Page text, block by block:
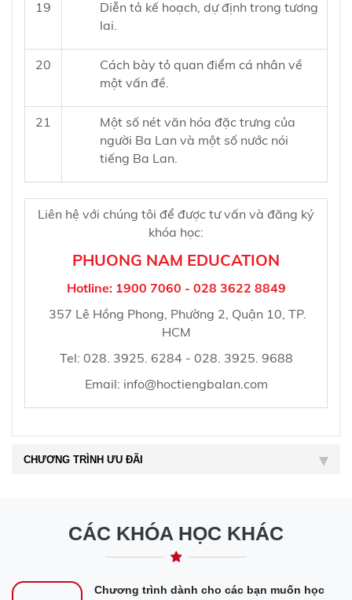
19
Diễn tả kế hoạch, dự định trong tương
lai.
20
Cách bày tỏ quan điểm cá nhân về
một vấn đề.
21
Một số nét văn hóa đặc trưng của
người Ba Lan và một số nước nói
tiếng Ba Lan.
Liên hệ với chúng tôi để được tư vấn và đăng ký
khóa học:
PHUONG NAM EDUCATION
Hotline: 1900 7060 - 028 3622 8849
357 Lê Hồng Phong, Phường 2, Quận 10, TP.
HCM
Tel: 028. 3925. 6284 - 028. 3925. 9688
Email: info@hoctiengbalan.com
CHƯƠNG TRÌNH ƯU ĐÃI
CÁC KHÓA HỌC KHÁC
Chương trình dành cho các bạn muốn học